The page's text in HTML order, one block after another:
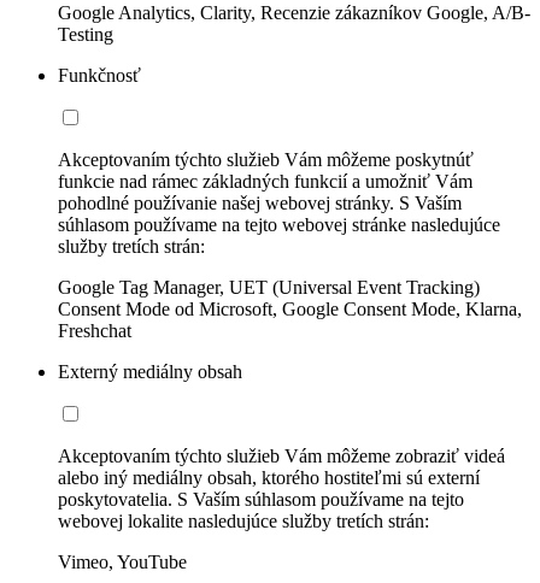
Google Analytics, Clarity, Recenzie zákazníkov Google, A/B-
Testing
Funkčnosť
Akceptovaním týchto služieb Vám môžeme poskytnúť
funkcie nad rámec základných funkcií a umožniť Vám
pohodlné používanie našej webovej stránky. S Vaším
súhlasom používame na tejto webovej stránke nasledujúce
služby tretích strán:
Google Tag Manager, UET (Universal Event Tracking)
Consent Mode od Microsoft, Google Consent Mode, Klarna,
Freshchat
Externý mediálny obsah
Akceptovaním týchto služieb Vám môžeme zobraziť videá
alebo iný mediálny obsah, ktorého hostiteľmi sú externí
poskytovatelia. S Vaším súhlasom používame na tejto
webovej lokalite nasledujúce služby tretích strán:
Vimeo, YouTube